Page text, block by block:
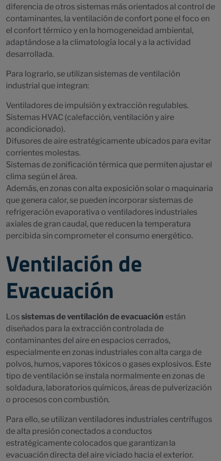
diferencia de otros sistemas más orientados al control de
contaminantes, la ventilación de confort pone el foco en
el confort térmico y en la homogeneidad ambiental,
adaptándose a la climatología local y a la actividad
desarrollada.
Para lograrlo, se utilizan sistemas de ventilación
industrial que integran:
Ventiladores de impulsión y extracción regulables.
Sistemas HVAC (calefacción, ventilación y aire
acondicionado).
Difusores de aire estratégicamente ubicados para evitar
corrientes molestas.
Sistemas de zonificación térmica que permiten ajustar el
clima según el área.
Además, en zonas con alta exposición solar o maquinaria
que genera calor, se pueden incorporar sistemas de
refrigeración evaporativa o ventiladores industriales
axiales de gran caudal, que reducen la temperatura
percibida sin comprometer el consumo energético.
Ventilación de
Evacuación
Lossistemas de ventilación de evacuación están
diseñados para la extracción controlada de
contaminantes del aire en espacios cerrados,
especialmente en zonas industriales con alta carga de
polvos, humos, vapores tóxicos o gases explosivos. Este
tipo de ventilación se instala normalmente en zonas de
soldadura, laboratorios químicos, áreas de pulverización
o procesos con combustión.
Para ello, se utilizan ventiladores industriales centrífugos
de alta presión conectados a conductos
estratégicamente colocados que garantizan la
evacuación directa del aire viciado hacia el exterior.